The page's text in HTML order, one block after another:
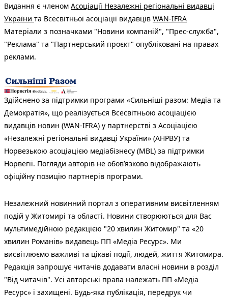
Видання є членом Асоціації Незалежні регіональні видавці
України та Всесвітньої асоціації видавців WAN-IFRA
Матеріали з позначками "Новини компаній", "Прес-служба",
"Реклама" та "Партнерський проєкт" опубліковані на правах
реклами.
Здійснено за підтримки програми «Сильніші разом: Медіа та
Демократія», що реалізується Всесвітньою асоціацією
видавців новин (WAN-IFRA) у партнерстві з Асоціацією
«Незалежні регіональні видавці України» (АНРВУ) та
Норвезькою асоціацією медіабізнесу (MBL) за підтримки
Норвегії. Погляди авторів не обов’язково відображають
офіційну позицію партнерів програми.
Незалежний новинний портал з оперативним висвітленням
подій у Житомирі та області. Новини створюються для Вас
мультимедійною редакцією "20 хвилин Житомир" та «20
хвилин Романів» видавець ПП «Медіа Ресурс». Ми
висвітлюємо важливі та цікаві події, людей, життя Житомира.
Редакція запрошує читачів додавати власні новини в розділ
"Від читачів". Усі авторські права належать ПП «Медіа
Ресурс» і захищені. Будь-яка публiкацiя, передрук чи